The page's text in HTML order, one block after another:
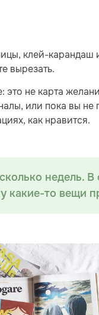
клей-карандаш
вырезать.
это не карта
или пока вы не
как нравится.
недель.
какие-то вещи